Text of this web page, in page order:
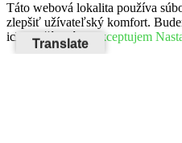
Táto webová lokalita používa
zlepšiť užívateľský komfort.
ich používaním.
Akceptujem
Translate